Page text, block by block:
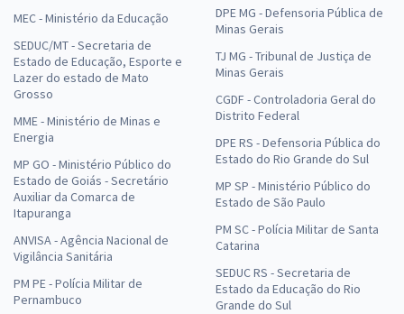
MEC - Ministério da Educação
SEDUC/MT - Secretaria de
Estado de Educação, Esporte e
Lazer do estado de Mato
Grosso
MME - Ministério de Minas e
Energia
MP GO - Ministério Público do
Estado de Goiás - Secretário
Auxiliar da Comarca de
Itapuranga
ANVISA - Agência Nacional de
Vigilância Sanitária
PM PE - Polícia Militar de
Pernambuco
DPE MG - Defensoria Pública de
Minas Gerais
TJ MG - Tribunal de Justiça de
Minas Gerais
CGDF - Controladoria Geral do
Distrito Federal
DPE RS - Defensoria Pública do
Estado do Rio Grande do Sul
MP SP - Ministério Público do
Estado de São Paulo
PM SC - Polícia Militar de Santa
Catarina
SEDUC RS - Secretaria de
Estado da Educação do Rio
Grande do Sul